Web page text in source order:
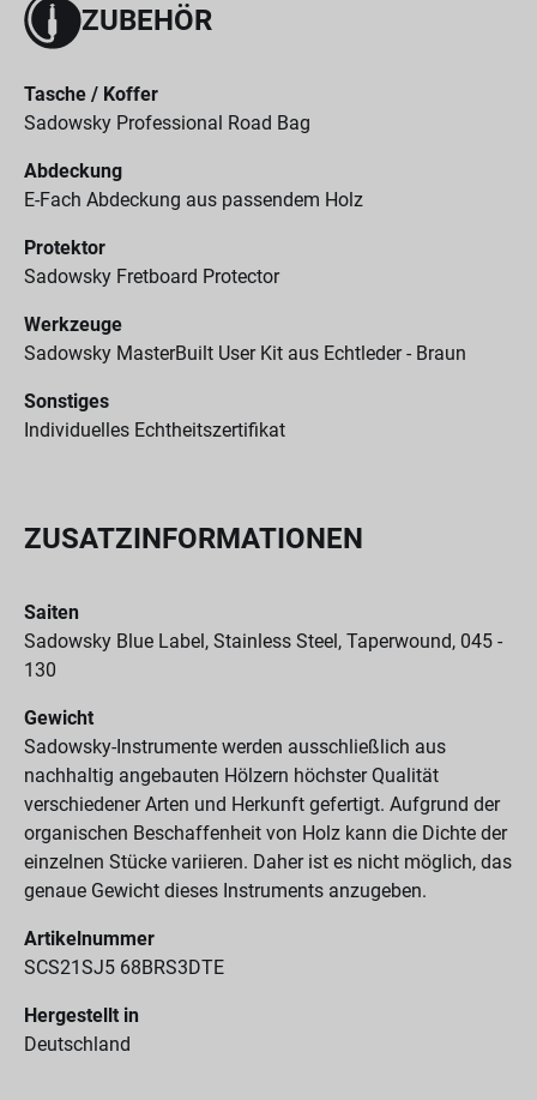
ZUBEHÖR
Tasche / Koffer
Sadowsky Professional Road Bag
Abdeckung
E-Fach Abdeckung aus passendem Holz
Protektor
Sadowsky Fretboard Protector
Werkzeuge
Sadowsky MasterBuilt User Kit aus Echtleder - Braun
Sonstiges
Individuelles Echtheitszertifikat
ZUSATZINFORMATIONEN
Saiten
Sadowsky Blue Label, Stainless Steel, Taperwound, 045 -
130
Gewicht
Sadowsky-Instrumente werden ausschließlich aus
nachhaltig angebauten Hölzern höchster Qualität
verschiedener Arten und Herkunft gefertigt. Aufgrund der
organischen Beschaffenheit von Holz kann die Dichte der
einzelnen Stücke variieren. Daher ist es nicht möglich, das
genaue Gewicht dieses Instruments anzugeben.
Artikelnummer
SCS21SJ5 68BRS3DTE
Hergestellt in
Deutschland